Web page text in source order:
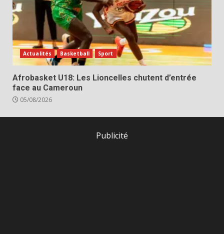
Actualités Basketball Sport
Afrobasket U18: Les Lioncelles chutent d’entrée
face au Cameroun
05/08/2026
Publicité